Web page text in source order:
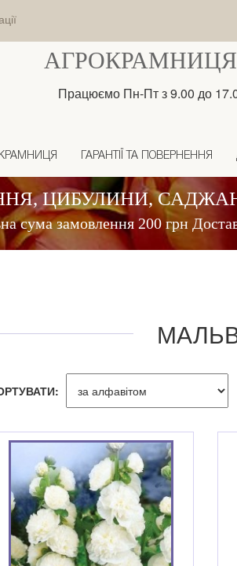
АГРОКРАМНИЦЯ
Працюємо Пн-Пт з 9.00 до
КРАМНИЦЯ ГАРАНТІЇ ТА ПОВЕРНЕННЯ
ЦИБУЛИНИ,
сума замовлення 200 грн